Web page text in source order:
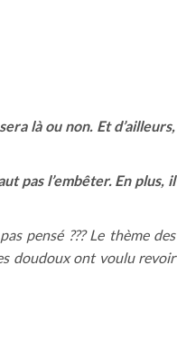
là ou non. Et d’ailleurs,
pas l’embêter. En plus, il
pensé ??? Le thème des
doudoux ont voulu revoir